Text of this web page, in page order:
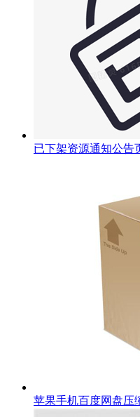
已下架资源通知公告
苹果手机百度网盘压